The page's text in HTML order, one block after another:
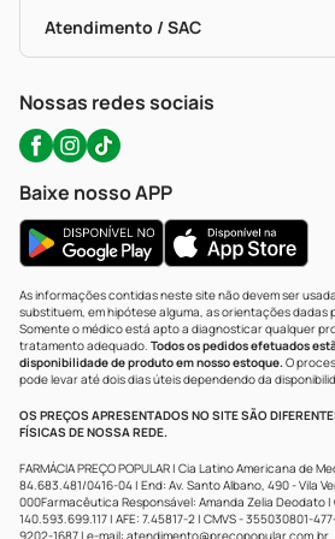
Políticas De Marketplace
Autoteste Covid-19
Certificado De Segurança
Portal Da Privacidade
Atendimento / SAC
WhatsApp (47) 9202-1687
Nossas redes sociais
Baixe nosso APP
As informações contidas neste site não devem ser
substituem, em hipótese alguma, as orientações dadas
Somente o médico está apto a diagnosticar qualquer
tratamento adequado. Todos os pedidos efetuados
disponibilidade de produto em nosso estoque.O
pode levar até dois dias úteis dependendo da
OS PREÇOS APRESENTADOS NO SITE SÃO
FÍSICAS DE NOSSA REDE.
FARMÁCIA PREÇO POPULAR | Cia Latino Americana de
84.683.481/0416-04 | End: Av. Santo Albano, 490 - Vila
000Farmacêutica Responsável: Amanda Zelia Deodato |
140.593.699.117 | AFE: 7.45817-2 | CMVS - 355030801-
9202-1687 | e-mail: atendimento@precopopular.com.br.